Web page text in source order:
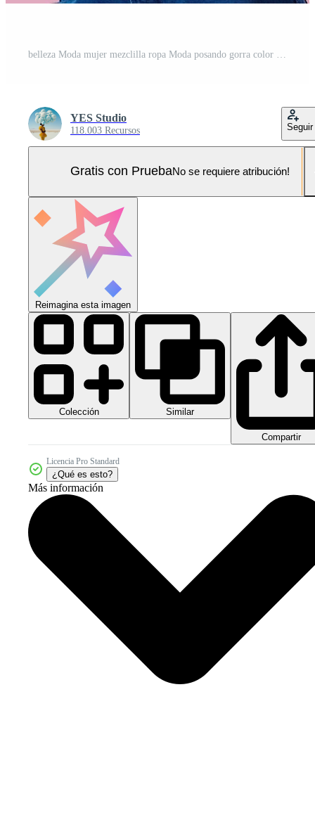
YES Studio
118.003 Recursos Seguir
Gratis con PruebaNo se requiere atribución!
Reimagina esta imagen
Colección Similar
Compartir
Licencia Pro Standard
¿Qué es esto?
Más información